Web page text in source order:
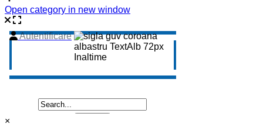
Open category in new window
×